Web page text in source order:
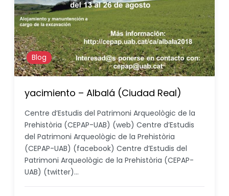
Blog
yacimiento – Albalá (Ciudad Real)
Centre d’Estudis del Patrimoni Arqueològic de la
Prehistòria (CEPAP-UAB) (web) Centre d’Estudis
del Patrimoni Arqueològic de la Prehistòria
(CEPAP-UAB) (facebook) Centre d’Estudis del
Patrimoni Arqueològic de la Prehistòria (CEPAP-
UAB) (twitter)…